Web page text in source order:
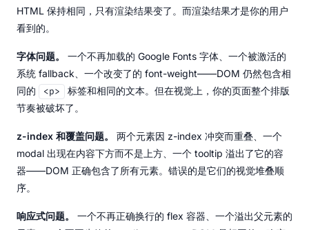
HTML 保持相同，只有渲染结果变了。而渲染结果才是你的用户
看到的。
字体问题。
一个不再加载的 Google Fonts 字体、一个被激活的
系统 fallback、一个改变了的 font-weight——DOM 仍然包含相
同的
<p>
标签和相同的文本。但在视觉上，你的页面整个排版
节奏被破坏了。
z-index 和覆盖问题。
两个元素因 z-index 冲突而重叠、一个
modal 出现在内容下方而不是上方、一个 tooltip 溢出了它的容
器——DOM 正确包含了所有元素。错误的是它们的视觉堆叠顺
序。
响应式问题。
一个不再正确换行的 flex 容器、一个溢出父元素的